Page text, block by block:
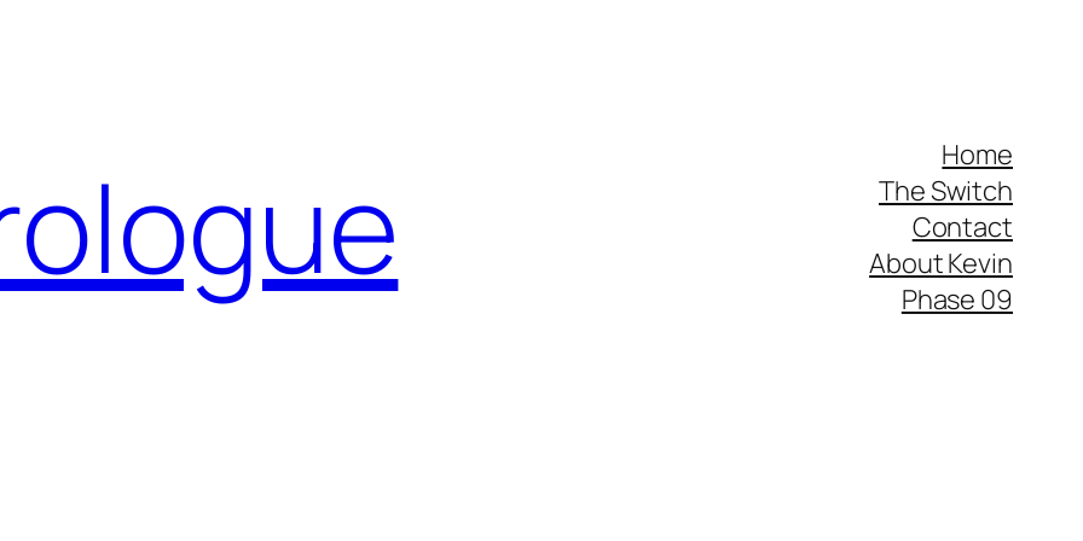
Home
The Switch
Contact
About Kevin
Phase 09